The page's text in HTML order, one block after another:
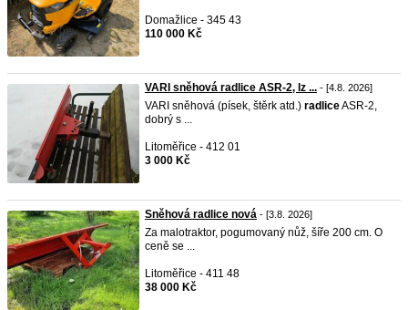
Domažlice - 345 43
110 000 Kč
VARI sněhová radlice ASR-2, lz ... - [4.8. 2026]
VARI sněhová (písek, štěrk atd.) radliceASR-2,
dobrý s ...
Litoměřice - 412 01
3 000 Kč
Sněhová radlice nová - [3.8. 2026]
Za malotraktor, pogumovaný nůž, šíře 200 cm. O
ceně se ...
Litoměřice - 411 48
38 000 Kč